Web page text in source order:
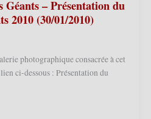
– Présentation du
2010 (30/01/2010)
photographique consacrée à cet
ci-dessous : Présentation du